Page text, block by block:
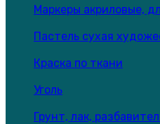
Маркеры акриловые,
Пастель сухая
Краска по ткани
Уголь
Грунт, лак,